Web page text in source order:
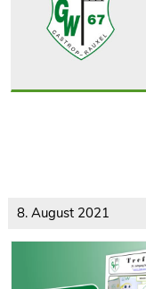
8. August 2021